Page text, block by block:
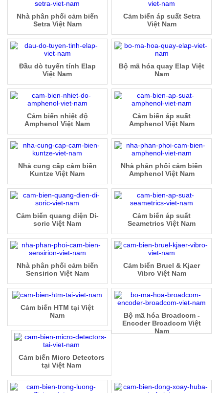
Cảm biến áp suất Setra
Việt Nam
Nhà phân phối cảm biến
Setra Việt Nam
Bộ mã hóa quay Elap Việt
Nam
Đầu dò tuyến tính Elap
Việt Nam
Cảm biến áp suất
Amphenol Việt Nam
Cảm biến nhiệt độ
Amphenol Việt Nam
Nhà phân phối cảm biến
Amphenol Việt Nam
Nhà cung cấp cảm biến
Kuntze Việt Nam
Cảm biến áp suất
Seametrics Việt Nam
Cảm biến quang điện Di-
soric Việt Nam
Cảm biến Bruel & Kjaer
Vibro Việt Nam
Nhà phân phối cảm biến
Sensirion Việt Nam
Bộ mã hóa Broadcom -
Encoder Broadcom Việt
Nam
Cảm biến HTM tại Việt
Nam
Cảm biến Micro Detectors
tại Việt Nam